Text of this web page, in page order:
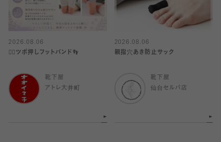
2026.08.06
👍🏻ツボ押しフットバンド👣
靴下屋
アトレ大井町
2026.08.06
親指穴あき防止サック
靴下屋
仙台セルバ店